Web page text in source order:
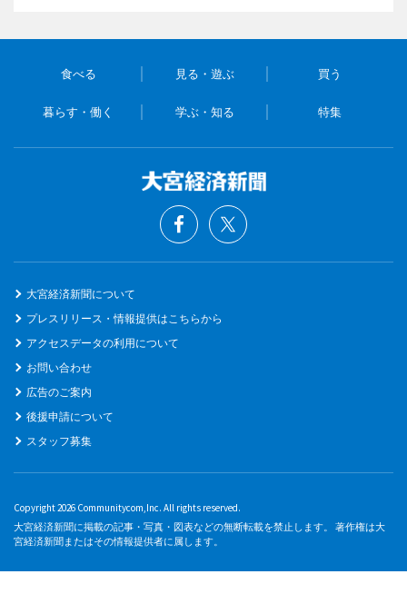
食べる 見る・遊ぶ 買う
暮らす・働く 学ぶ・知る 特集
大宮経済新聞について
プレスリリース・情報提供はこちらから
アクセスデータの利用について
お問い合わせ
広告のご案内
後援申請について
スタッフ募集
Copyright 2026 Communitycom,Inc. All rights reserved.
大宮経済新聞に掲載の記事・写真・図表などの無断転載を禁止します。 著作権は大
宮経済新聞またはその情報提供者に属します。